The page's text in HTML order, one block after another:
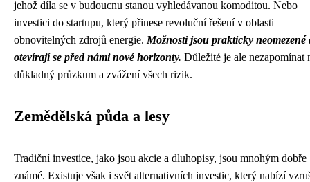
jehož díla se v budoucnu stanou vyhledávanou komoditou. Nebo
investici do startupu, který přinese revoluční řešení v oblasti
obnovitelných zdrojů energie. Možnosti jsou prakticky neomezené
otevírají se před námi nové horizonty. Důležité je ale nezapomínat
důkladný průzkum a zvážení všech rizik.
Zemědělská půda a lesy
Tradiční investice, jako jsou akcie a dluhopisy, jsou mnohým dobře
známé. Existuje však i svět alternativních investic, který nabízí